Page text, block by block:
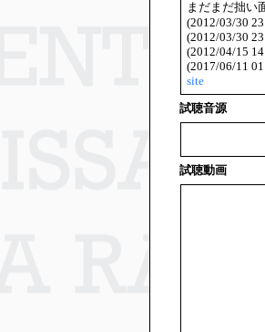
まだまだ拙い
(2012/03/30
(2012/03/30
(2012/04/15
(2017/06/11
site
試聴音源
試聴動画